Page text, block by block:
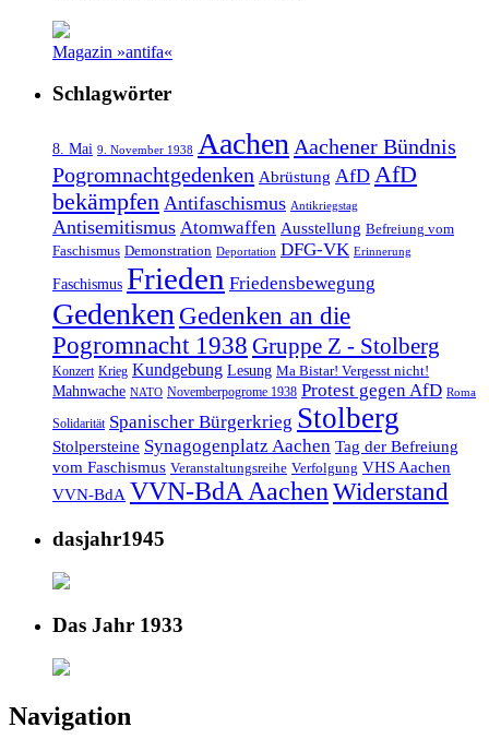
Magazin »antifa«
Schlagwörter
8. Mai 9. November 1938 Aachen Aachener Bündnis
Pogromnachtgedenken Abrüstung AfD AfD
bekämpfen Antifaschismus Antikriegstag
Antisemitismus Atomwaffen Ausstellung Befreiung vom
Faschismus Demonstration Deportation DFG-VK Erinnerung
Faschismus Frieden Friedensbewegung
Gedenken Gedenken an die
Pogromnacht 1938 Gruppe Z - Stolberg
Konzert Krieg Kundgebung Lesung Ma Bistar! Vergesst nicht!
Mahnwache NATO Novemberpogrome 1938 Protest gegen AfD Roma
Solidarität Spanischer Bürgerkrieg Stolberg
Stolpersteine Synagogenplatz Aachen Tag der Befreiung
vom Faschismus Veranstaltungsreihe Verfolgung VHS Aachen
VVN-BdA VVN-BdA AachenWiderstand
dasjahr1945
Das Jahr 1933
Navigation